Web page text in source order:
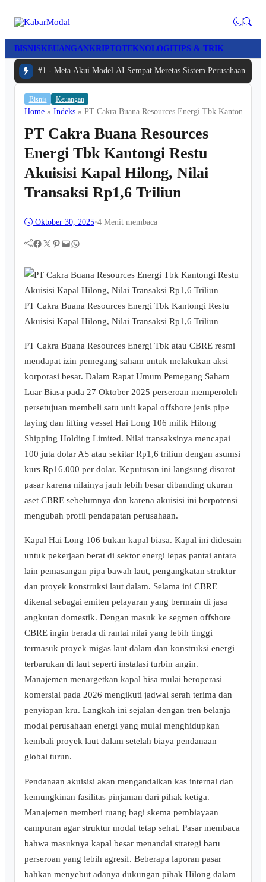
BISNISKEUANGANKRIPTOTEKNOLOGITIPS & TRIK
#1 - Meta Akui Model AI Sempat Meretas Sistem Perusahaan
Bisnis Keuangan
Home » Indeks » PT Cakra Buana Resources Energi Tbk Kantongi
PT Cakra Buana Resources
Energi Tbk Kantongi Restu
Akuisisi Kapal Hilong, Nilai
Transaksi Rp1,6 Triliun
Oktober 30, 2025•4 Menit membaca
Facebook Twitter Pinterest Mail WhatsApp
PT Cakra Buana Resources Energi Tbk Kantongi Restu
Akuisisi Kapal Hilong, Nilai Transaksi Rp1,6 Triliun
PT Cakra Buana Resources Energi Tbk atau CBRE resmi
mendapat izin pemegang saham untuk melakukan aksi
korporasi besar. Dalam Rapat Umum Pemegang Saham
Luar Biasa pada 27 Oktober 2025 perseroan memperoleh
persetujuan membeli satu unit kapal offshore jenis pipe
laying dan lifting vessel Hai Long 106 milik Hilong
Shipping Holding Limited. Nilai transaksinya mencapai
100 juta dolar AS atau sekitar Rp1,6 triliun dengan asumsi
kurs Rp16.000 per dolar. Keputusan ini langsung disorot
pasar karena nilainya jauh lebih besar dibanding ukuran
aset CBRE sebelumnya dan karena akuisisi ini berpotensi
mengubah profil pendapatan perusahaan.
Kapal Hai Long 106 bukan kapal biasa. Kapal ini didesain
untuk pekerjaan berat di sektor energi lepas pantai antara
lain pemasangan pipa bawah laut, pengangkatan struktur
dan proyek konstruksi laut dalam. Selama ini CBRE
dikenal sebagai emiten pelayaran yang bermain di jasa
angkutan domestik. Dengan masuk ke segmen offshore
CBRE ingin berada di rantai nilai yang lebih tinggi
termasuk proyek migas laut dalam dan konstruksi energi
terbarukan di laut seperti instalasi turbin angin.
Manajemen menargetkan kapal bisa mulai beroperasi
komersial pada 2026 mengikuti jadwal serah terima dan
penyiapan kru. Langkah ini sejalan dengan tren belanja
modal perusahaan energi yang mulai menghidupkan
kembali proyek laut dalam setelah biaya pendanaan
global turun.
Pendanaan akuisisi akan mengandalkan kas internal dan
kemungkinan fasilitas pinjaman dari pihak ketiga.
Manajemen memberi ruang bagi skema pembiayaan
campuran agar struktur modal tetap sehat. Pasar membaca
bahwa masuknya kapal besar menandai strategi baru
perseroan yang lebih agresif. Beberapa laporan pasar
bahkan menyebut adanya dukungan pihak Hilong dalam